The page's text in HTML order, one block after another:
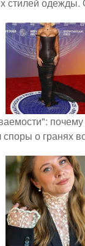
споры о гранях